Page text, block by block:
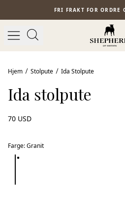
Hopp til hovedinnholdFRI FRAKT FOR ORDRE
Hjem Stolpute Ida Stolpute
Ida stolpute
70 USD
Farge:Granit